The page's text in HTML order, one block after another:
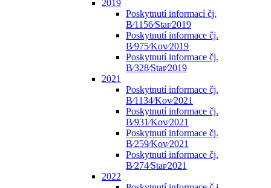
2019
Poskytnutí informací čj.
B⁄1156⁄Star⁄2019
Poskytnutí informace čj.
B⁄975⁄Kov⁄2019
Poskytnutí informace čj.
B⁄328⁄Star⁄2019
2021
Poskytnutí informace čj.
B⁄1134⁄Kov⁄2021
Poskytnutí informace čj.
B⁄931⁄Kov⁄2021
Poskytnutí informace čj.
B⁄259⁄Kov⁄2021
Poskytnutí informace čj.
B⁄274⁄Star⁄2021
2022